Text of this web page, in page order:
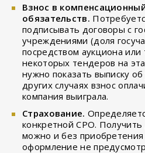
Взнос в
обязательств.
подписывать договоры с
учреждениями (доля
посредством аукциона
некоторых тендеров на
нужно показать выписку об
других случаях взнос
компания выиграла.
Страхование.
конкретной СРО.
можно и без приобретения
оформление не